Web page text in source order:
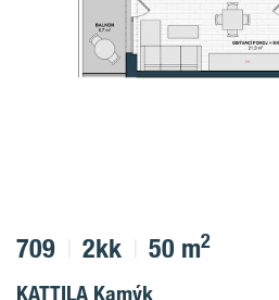
709 2kk 50 m2
KATTILA Kamýk